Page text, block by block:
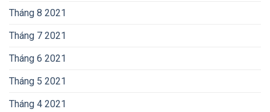
Tháng 8 2021
Tháng 7 2021
Tháng 6 2021
Tháng 5 2021
Tháng 4 2021